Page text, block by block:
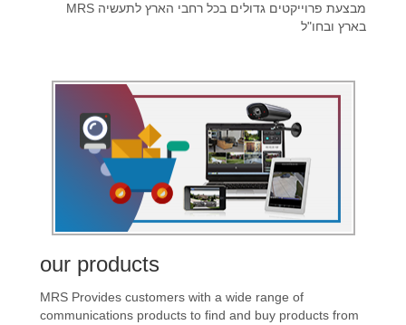
MRS מבצעת פרוייקטים גדולים בכל רחבי הארץ לתעשיה
בארץ ובחו"ל
our products
MRS Provides customers with a wide range of
communications products to find and buy products from